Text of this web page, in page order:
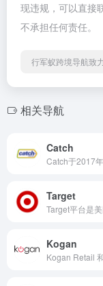
现违规，可以直接
不承担任何责任。
行军蚁跨境导航致
相关导航
Catch
Target
Kogan